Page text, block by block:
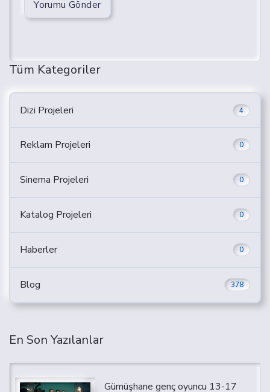
Yorumu Gönder
Tüm Kategoriler
Dizi Projeleri 4
Reklam Projeleri 0
Sinema Projeleri 0
Katalog Projeleri 0
Haberler 0
Blog 378
En Son Yazılanlar
Gümüşhane genç oyuncu 13-17